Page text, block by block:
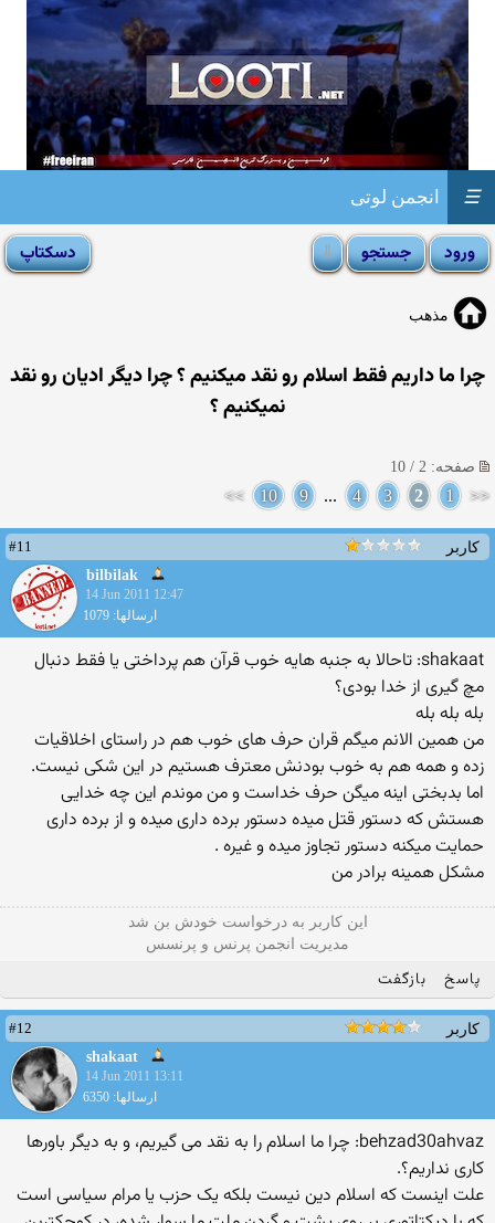
انجمن لوتی ☰
مذهب
چرا ما داریم فقط اسلام رو نقد میكنیم ؟ چرا دیگر ادیان رو نقد
نمیكنیم ؟
صفحه: 2 / 10
<<
1
2
3
4
...
9
10
>>
کاربر
#11
bilbilak
14 Jun 2011 12:47
ارسالها: 1079
shakaat: تاحالا به جنبه هایه خوب قرآن هم پرداختی یا فقط دنبال
مچ گیری از خدا بودی؟
بله بله بله
من همین الانم میگم قران حرف های خوب هم در راستای اخلاقیات
زده و همه هم به خوب بودنش معترف هستیم در این شکی نیست.
اما بدبختی اینه میگن حرف خداست و من موندم این چه خدایی
هستش که دستور قتل میده دستور برده داری میده و از برده داری
حمایت میکنه دستور تجاوز میده و غیره .
مشکل همینه برادر من
این كاربر به درخواست خودش بن شد
مدیریت انجمن پرنس و پرنسس
پاسخ بازگفت
کاربر
#12
shakaat
14 Jun 2011 13:11
ارسالها: 6350
behzad30ahvaz: چرا ما اسلام را به نقد می گیریم، و به دیگر باورها
کاری نداریم؟.
علت اینست که اسلام دین نیست بلکه یک حزب یا مرام سیاسی است